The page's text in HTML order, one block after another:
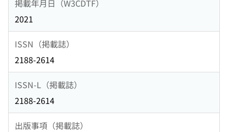
掲載年月日（W3CDTF）
2021
ISSN（掲載誌）
2188-2614
ISSN-L（掲載誌）
2188-2614
出版事項（掲載誌）